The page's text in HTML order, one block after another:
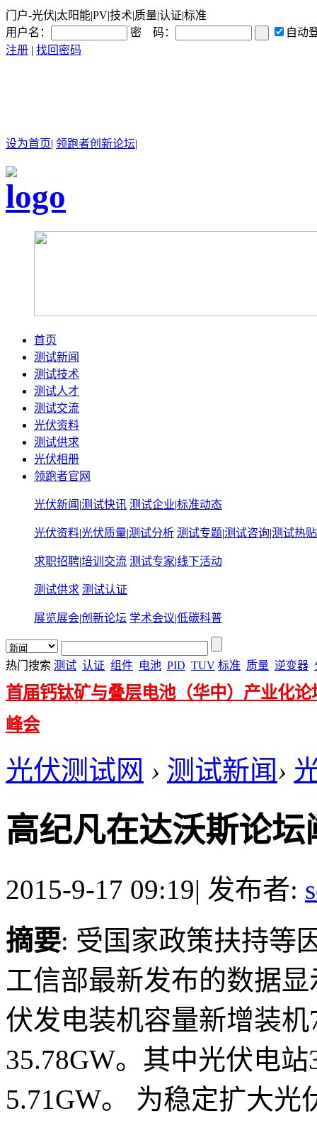
门户-光伏|太阳能|PV|技术|质量|认证|标准
用户名：
密 码：
自动
注册 | 找回密码
设为首页| 领跑者创新论坛|
首页
测试新闻
测试技术
测试人才
测试交流
光伏资料
测试供求
光伏相册
领跑者官网
光伏新闻 |测试快讯 测试企业|标准动态
光伏资料|光伏质量|测试分析 测试专题|测试咨询|测试热贴
求职招聘|培训交流 测试专家|线下活动
测试供求 测试认证
展览展会|创新论坛 学术会议|低碳科普
热门搜索 测试 认证 组件 电池 PID TUV 标准 质量 逆变器
首届钙钛矿与叠层电池（华中）产业化论
峰会
光伏测试网 › 测试新闻›
高纪凡在达沃斯论
2015-9-17 09:19| 发布者:
摘要: 受国家政策扶持等
工信部最新发布的数据
伏发电装机容量新增装
35.78GW。其中光伏电
5.71GW。 为稳定扩大光